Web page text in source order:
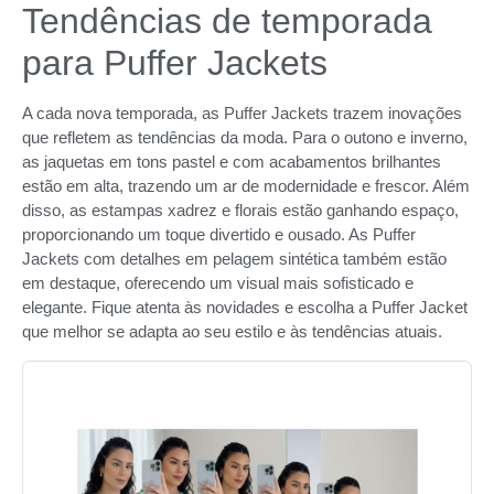
Tendências de temporada
para Puffer Jackets
A cada nova temporada, as Puffer Jackets trazem inovações
que refletem as tendências da moda. Para o outono e inverno,
as jaquetas em tons pastel e com acabamentos brilhantes
estão em alta, trazendo um ar de modernidade e frescor. Além
disso, as estampas xadrez e florais estão ganhando espaço,
proporcionando um toque divertido e ousado. As Puffer
Jackets com detalhes em pelagem sintética também estão
em destaque, oferecendo um visual mais sofisticado e
elegante. Fique atenta às novidades e escolha a Puffer Jacket
que melhor se adapta ao seu estilo e às tendências atuais.